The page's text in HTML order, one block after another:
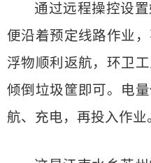
通过远程操控设
便沿着预定线路作业
浮物顺利返航，环卫
倾倒垃圾筐即可。电
航、充电，再投入作业